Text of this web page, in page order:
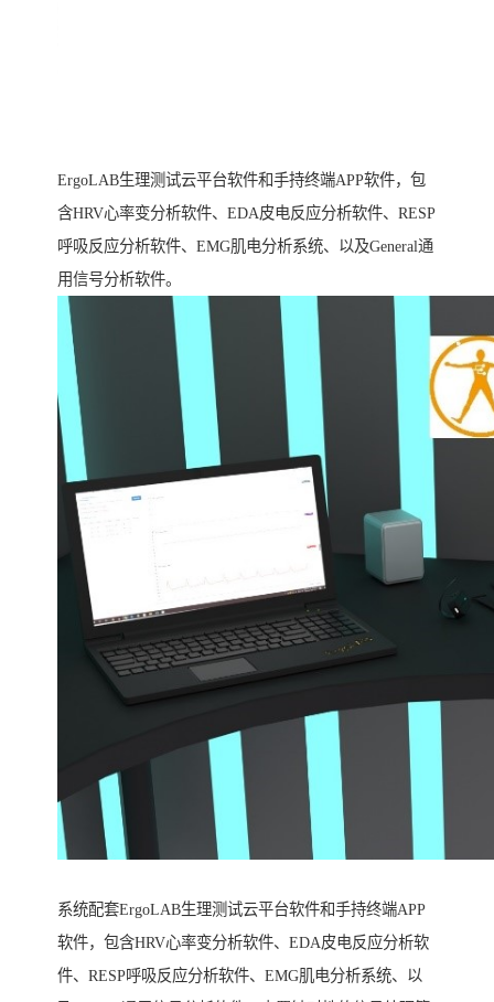
ErgoLAB生理测试云平台软件和手持终端APP软件，包
含HRV心率变分析软件、EDA皮电反应分析软件、RESP
呼吸反应分析软件、EMG肌电分析系统、以及General通
用信号分析软件。
系统配套ErgoLAB生理测试云平台软件和手持终端APP
软件，包含HRV心率变分析软件、EDA皮电反应分析软
件、RESP呼吸反应分析软件、EMG肌电分析系统、以